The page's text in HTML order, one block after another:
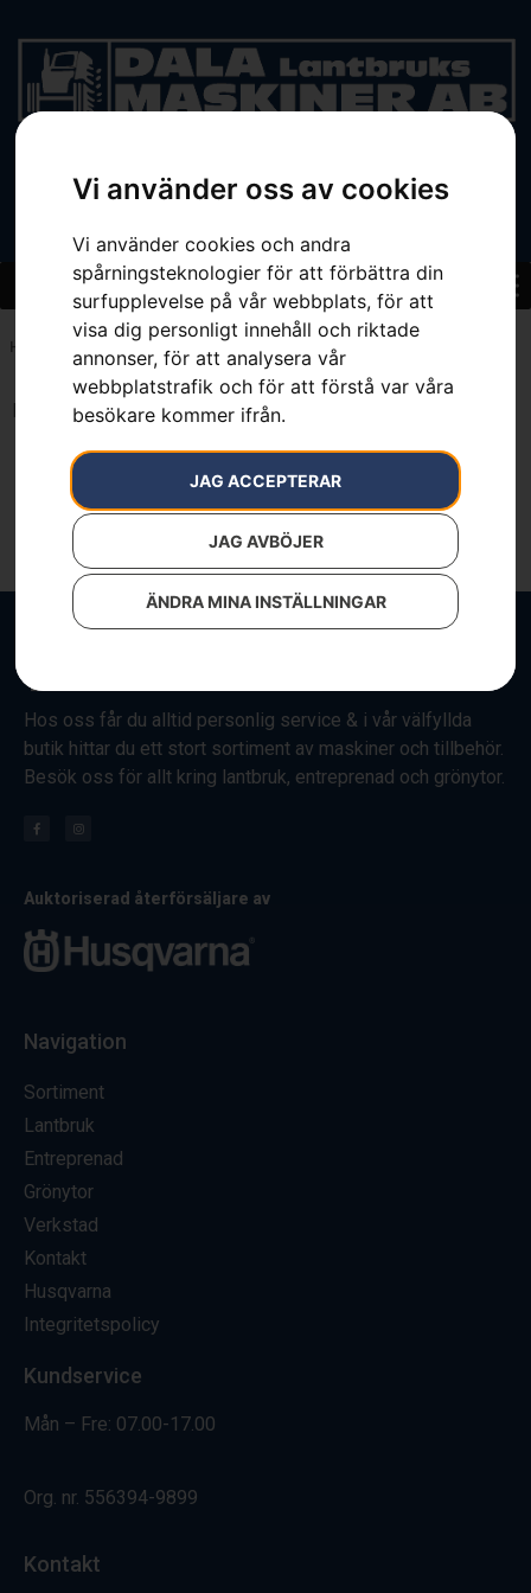
Vi använder oss av cookies
Vi använder cookies och andra
spårningsteknologier för att förbättra din
surfupplevelse på vår webbplats, för att
visa dig personligt innehåll och riktade
annonser, för att analysera vår
webbplatstrafik och för att förstå var våra
besökare kommer ifrån.
JAG ACCEPTERAR
JAG AVBÖJER
ÄNDRA MINA INSTÄLLNINGAR
BEGAGNAT
Hem 7391736210003
Inga resultat.
Hos oss får du alltid personlig service & i vår välfyllda
butik hittar du ett stort sortiment av maskiner och tillbehör.
Besök oss för allt kring lantbruk, entreprenad och grönytor.
Auktoriserad återförsäljare av
Navigation
Sortiment
Lantbruk
Entreprenad
Grönytor
Verkstad
Kontakt
Husqvarna
Integritetspolicy
Kundservice
Mån – Fre: 07.00-17.00
Org. nr. 556394-9899
Kontakt